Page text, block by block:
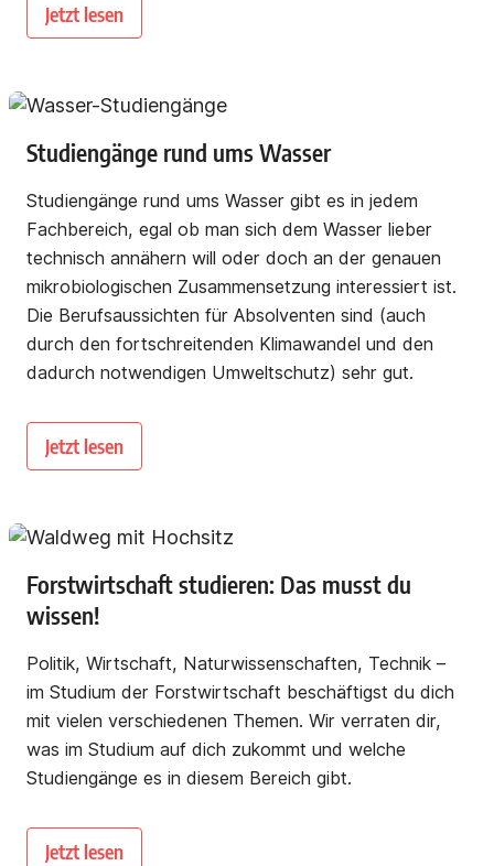
Jetzt lesen
Studiengänge rund ums Wasser
Studiengänge rund ums Wasser gibt es in jedem
Fachbereich, egal ob man sich dem Wasser lieber
technisch annähern will oder doch an der genauen
mikrobiologischen Zusammensetzung interessiert ist.
Die Berufsaussichten für Absolventen sind (auch
durch den fortschreitenden Klimawandel und den
dadurch notwendigen Umweltschutz) sehr gut.
Jetzt lesen
Forstwirtschaft studieren: Das musst du
wissen!
Politik, Wirtschaft, Naturwissenschaften, Technik –
im Studium der Forstwirtschaft beschäftigst du dich
mit vielen verschiedenen Themen. Wir verraten dir,
was im Studium auf dich zukommt und welche
Studiengänge es in diesem Bereich gibt.
Jetzt lesen